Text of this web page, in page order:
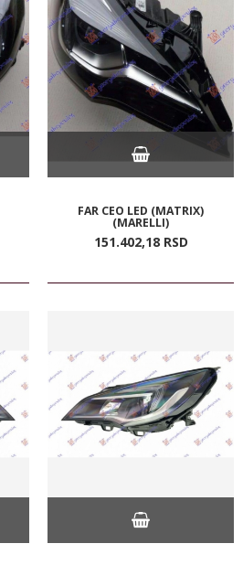
FAR CEO LED (MATRIX)
(MARELLI)
151.402,18 RSD